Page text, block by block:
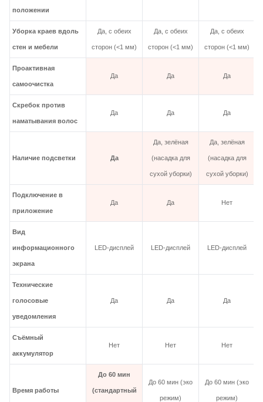
положении
Уборка краев вдоль
стен и мебели
Да, с обеих
сторон (<1 мм)
Да, с обеих
сторон (<1 мм)
Да, с обеих
сторон (<1 мм)
Проактивная
самоочистка
Да Да Да
Скребок против
наматывания волос
Да Да Да
Наличие подсветки Да
Да, зелёная
(насадка для
сухой уборки)
Да, зелёная
(насадка для
сухой уборки)
Подключение в
приложение
Да Да Нет
Вид
информационного
экрана
LED‑дисплей LED‑дисплей LED‑дисплей
Технические
голосовые
уведомления
Да Да Да
Съёмный
аккумулятор
Нет Нет Нет
Время работы
До 60 мин
(стандартный
До 60 мин (эко
режим)
До 60 мин (эко
режим)